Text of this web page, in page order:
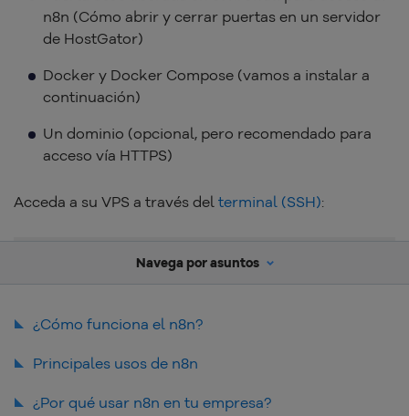
n8n (Cómo abrir y cerrar puertas en un servidor
de HostGator)
Docker y Docker Compose (vamos a instalar a
continuación)
Un dominio (opcional, pero recomendado para
acceso vía HTTPS)
Acceda a su VPS a través del terminal (SSH):
ssh root@tu_IP_Del_SERVIDOR
Vea también:
Conexión SSH: 3 formas de realizar el acceso a un
Navega por asuntos
¿Cómo funciona el n8n?
Principales usos de n8n
¿Por qué usar n8n en tu empresa?